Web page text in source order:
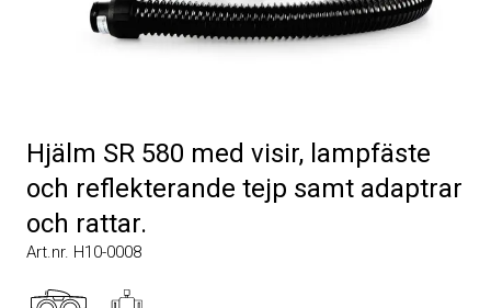
Hjälm SR 580 med visir, lampfäste
och reflekterande tejp samt adaptrar
och rattar.
Art.nr. H10-0008